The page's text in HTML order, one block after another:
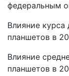
федеральным
Влияние
планшетов в
Влияние
планшетов в